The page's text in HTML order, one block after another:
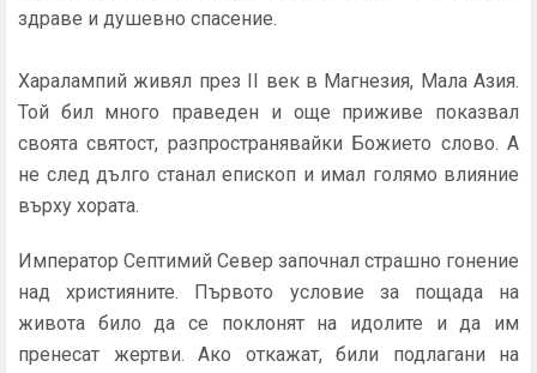
здраве и душевно спасение.
Харалампий живял през II век в Магнезия, Мала Азия.
Той бил много праведен и още приживе показвал
своята святост, разпространявайки Божието слово. А
не след дълго станал епископ и имал голямо влияние
върху хората.
Император Септимий Север започнал страшно гонение
над християните. Първото условие за пощада на
живота било да се поклонят на идолите и да им
пренесат жертви. Ако откажат, били подлагани на